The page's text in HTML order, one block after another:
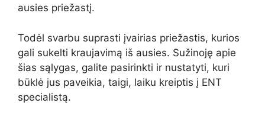
ausies priežastį.
Todėl svarbu suprasti įvairias priežastis, kurios
gali sukelti kraujavimą iš ausies. Sužinoję apie
šias sąlygas, galite pasirinkti ir nustatyti, kuri
būklė jus paveikia, taigi, laiku kreiptis į ENT
specialistą.